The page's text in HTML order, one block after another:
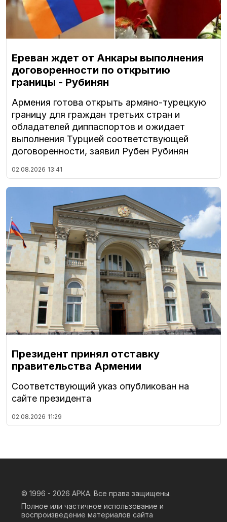
Ереван ждет от Анкары выполнения
договоренности по открытию
границы - Рубинян
Армения готова открыть армяно-турецкую
границу для граждан третьих стран и
обладателей диппаспортов и ожидает
выполнения Турцией соответствующей
договоренности, заявил Рубен Рубинян
02.08.2026 13:41
Президент принял отставку
правительства Армении
Соответствующий указ опубликован на
сайте президента
02.08.2026 11:29
© 1996 - 2026 АРКА. Все права защищены.
Полное или частичное использование и
воспроизведение материалов сайта